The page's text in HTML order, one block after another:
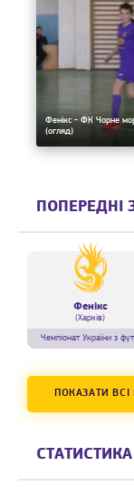
Фенікс - ФК Чорне
(огляд)
ПОПЕРЕДНІ
Фенікс
(Харків)
Чемпіонат України з
ПОКАЗАТИ ВСІ